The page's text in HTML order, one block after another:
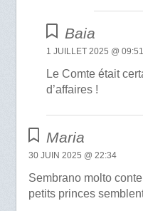
Baia
1 JUILLET 2025 @ 09:51
Le Comte était
d’affaires !
Maria
30 JUIN 2025 @ 22:34
Sembrano molto
petits princes